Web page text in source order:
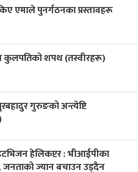
एमाले पुनर्गठनका प्रस्तावहरू
कुलपतिको शपथ (तस्वीरहरू)
गुरुङको अन्त्येष्टि
हेलिकप्टर : भीआईपीका
ज्यान बचाउन उड्दैन